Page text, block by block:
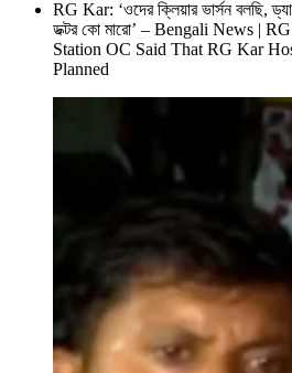
RG Kar: ‘ওদের ক্লিয়ার ভার্সন বলছি,
ডক্টর কো মারো’ – Bengali News |
Station OC Said That RG Kar
Planned